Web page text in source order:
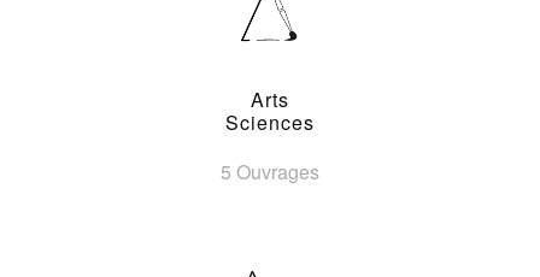
Arts
Sciences
5 Ouvrages